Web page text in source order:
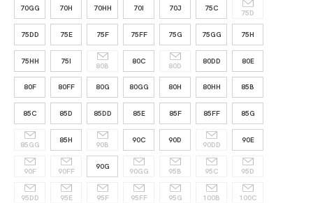
70GG 70H 70HH 70I 70J 75C
75D
75DD 75E 75F 75FF 75G 75GG 75H
75HH 75I
80B
80C
80D
80DD 80E
80F 80FF 80G 80GG 80H 80HH 85B
85C 85D 85DD 85E 85F 85FF 85G
85GG
85H
90B
90C 90D
90DD
90E
90F 90FF
90G
90GG 95B 95C 95D
95DD 95E 95F 95FF 95G 100B 100C